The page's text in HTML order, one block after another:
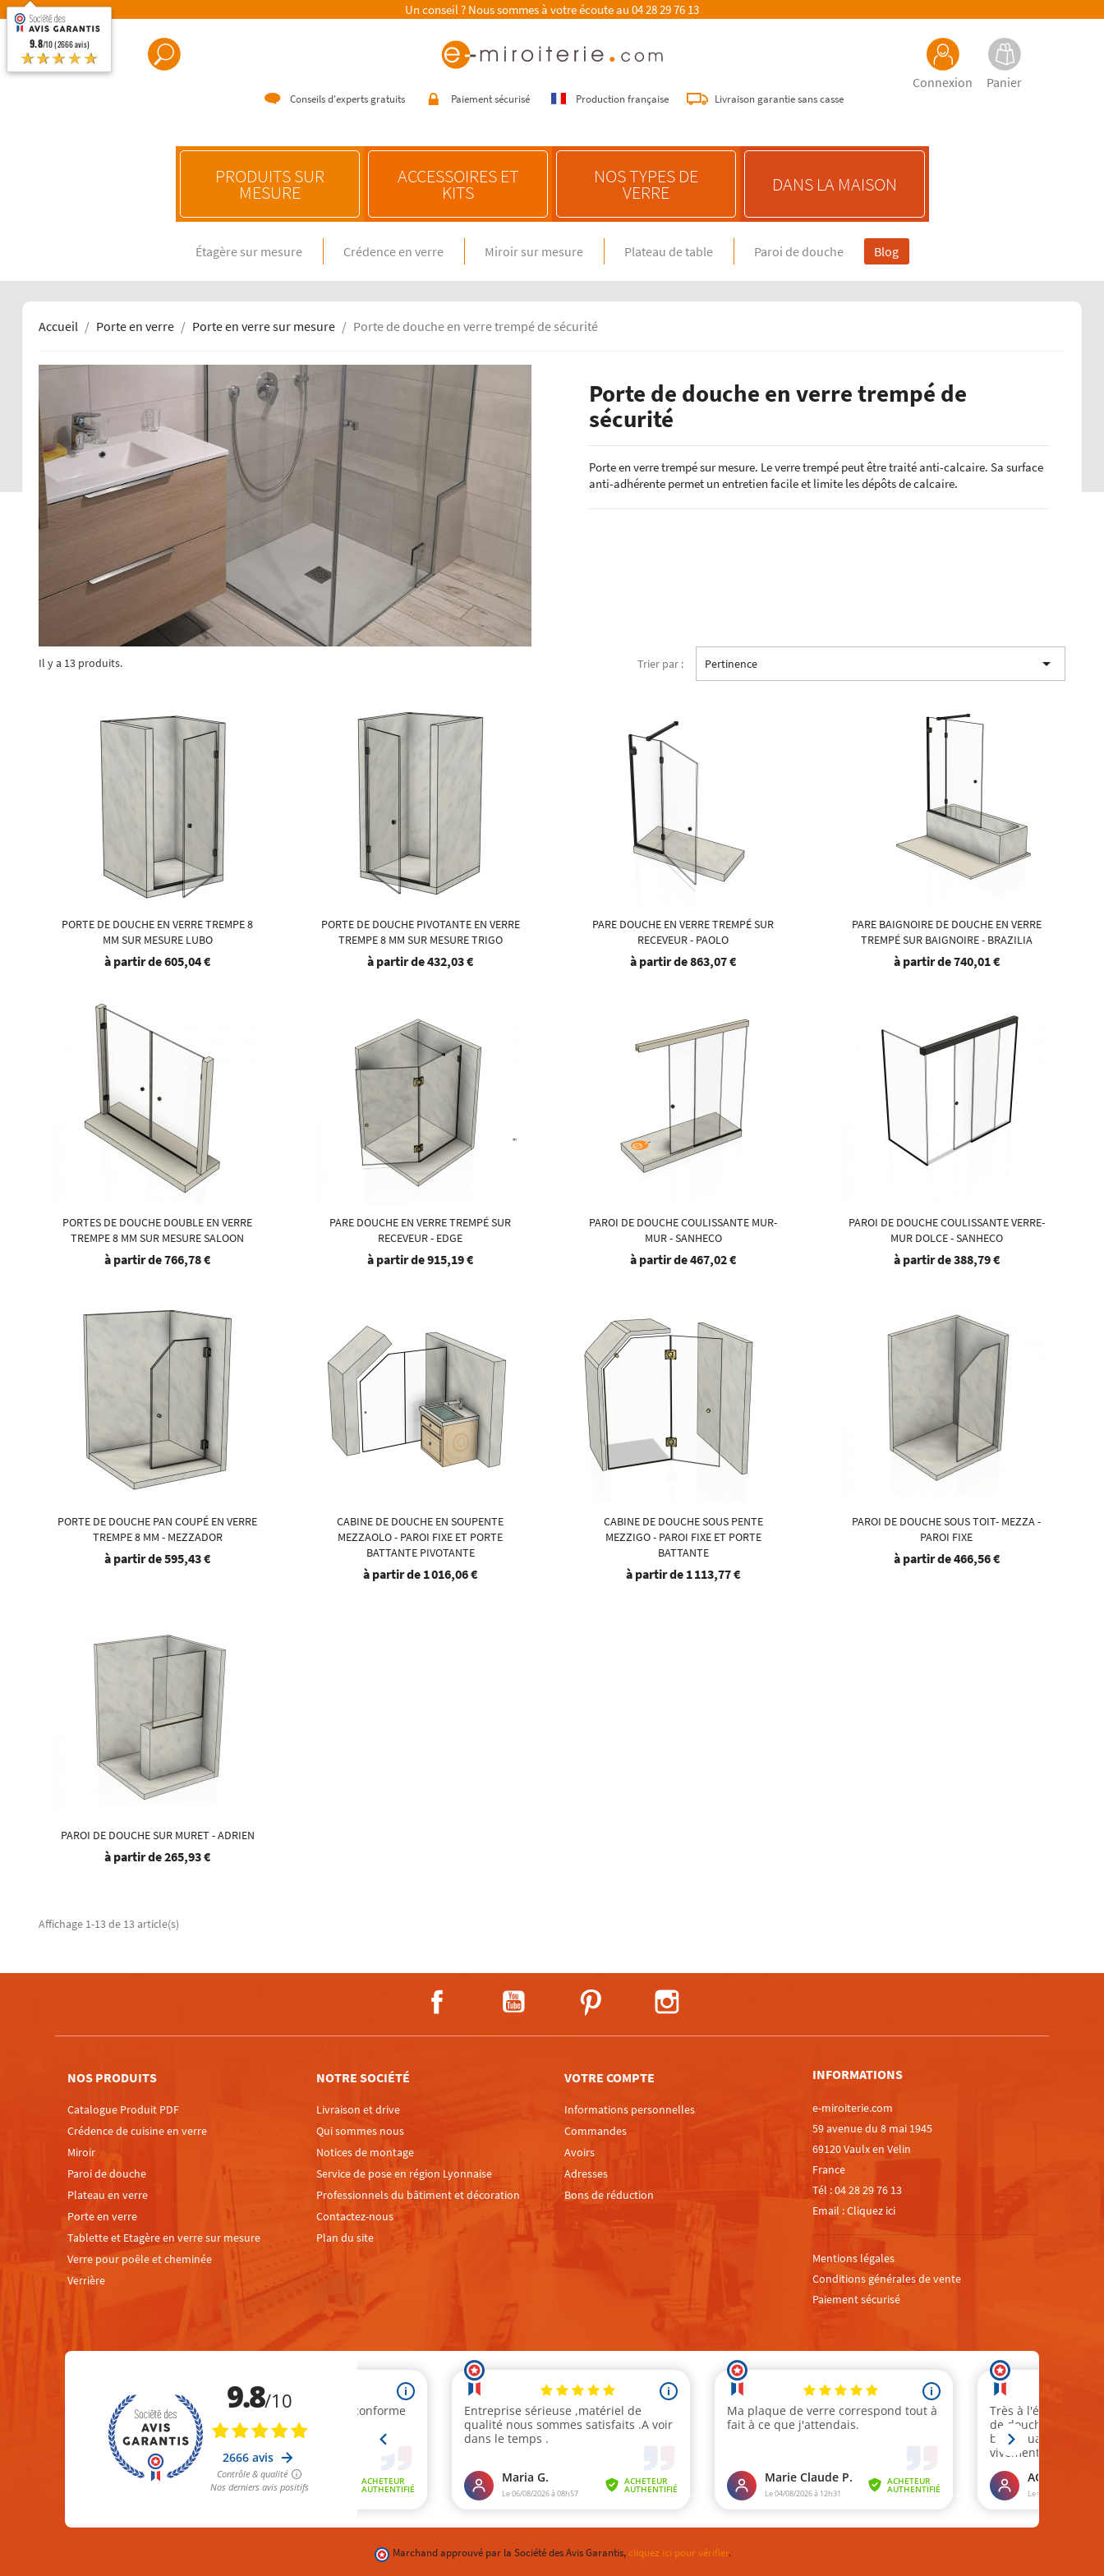
Un conseil ? Nous sommes à votre écoute au 04 28 29 76 13
Connexion Panier
Conseils d'experts gratuits Paiement sécurisé Production française Livraison garantie sans casse
PRODUITS SUR
MESURE
CRÉDENCE SUR MESURE
Crédence en verre spécial feux gaz
Crédence miroir sur mesure
Crédence en verre sur mesure
CRÉDENCE DIMENSION STANDARD
Crédence en verre laqué dimension
Crédence miroir dimension standard
ACCESSOIRES DE POSE POUR
CRÉDENCE
Accessoires pour crédence
NOS CONSEILS
Choisir une crédence de cuisine
Entretenir une crédence de cuisine
Poser une crédence de cuisine
ÉCHANTILLONS
Echantillons de miroirs
Echantillons de verre dépoli emaillé et
Echantillons de verre emaillé et trempé
Echantillons de verres dépolis laqués
Echantillons de verres laqués
ACCESSOIRES ET
KITS
NOS TYPES DE
VERRE DANS LA MAISON
Étagère sur mesure Crédence en verre Miroir sur mesure Plateau de table Paroi de douche Blog
Accueil Porte en verre Porte en verre sur mesure Porte de douche en verre trempé de sécurité
Porte de douche en verre trempé de
sécurité
Porte en verre trempé sur mesure. Le verre trempé peut être traité anti-calcaire. Sa surface
anti-adhérente permet un entretien facile et limite les dépôts de calcaire.
Il y a 13 produits. Trier par : Pertinence 
PORTE DE DOUCHE EN VERRE TREMPE 8
MM SUR MESURE LUBO
à partir de605,04 €
PORTE DE DOUCHE PIVOTANTE EN VERRE
TREMPE 8 MM SUR MESURE TRIGO
à partir de432,03 €
PARE DOUCHE EN VERRE TREMPÉ SUR
RECEVEUR - PAOLO
à partir de863,07 €
PARE BAIGNOIRE DE DOUCHE EN VERRE
TREMPÉ SUR BAIGNOIRE - BRAZILIA
à partir de740,01 €
PORTES DE DOUCHE DOUBLE EN VERRE
TREMPE 8 MM SUR MESURE SALOON
à partir de766,78 €
PARE DOUCHE EN VERRE TREMPÉ SUR
RECEVEUR - EDGE
à partir de915,19 €
PAROI DE DOUCHE COULISSANTE MUR-
MUR - SANHECO
à partir de467,02 €
PAROI DE DOUCHE COULISSANTE VERRE-
MUR DOLCE - SANHECO
à partir de388,79 €
PORTE DE DOUCHE PAN COUPÉ EN VERRE
TREMPE 8 MM - MEZZADOR
à partir de595,43 €
CABINE DE DOUCHE EN SOUPENTE
MEZZAOLO - PAROI FIXE ET PORTE
BATTANTE PIVOTANTE
à partir de 1 016,06 €
CABINE DE DOUCHE SOUS PENTE
MEZZIGO - PAROI FIXE ET PORTE
BATTANTE
à partir de 1 113,77 €
PAROI DE DOUCHE SOUS TOIT- MEZZA -
PAROI FIXE
à partir de466,56 €
PAROI DE DOUCHE SUR MURET - ADRIEN
à partir de265,93 €
Affichage 1-13 de 13 article(s)
Facebook Pinterest
NOS PRODUITS
Catalogue Produit PDF
Crédence de cuisine en verre
Miroir
Paroi de douche
Plateau en verre
Porte en verre
Tablette et Etagère en verre sur mesure
Verre pour poêle et cheminée
Verrière
NOTRE SOCIÉTÉ
Livraison et drive
Qui sommes nous
Notices de montage
Service de pose en région Lyonnaise
Professionnels du bâtiment et décoration
Contactez-nous
Plan du site
VOTRE COMPTE
Informations personnelles
Commandes
Avoirs
Adresses
Bons de réduction
INFORMATIONS
e-miroiterie.com
59 avenue du 8 mai 1945
69120 Vaulx en Velin
France
Tél :04 28 29 76 13
Email :Cliquez ici
Mentions légales
Conditions générales de vente
Paiement sécurisé
Marchand approuvé par la Société des Avis Garantis, cliquez ici pour vérifier.
9.8/10 (2666 avis)
★★★★★